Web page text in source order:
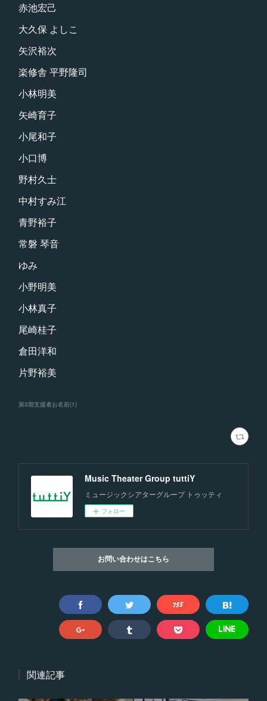
赤池宏己
大久保 よしこ
矢沢裕次
楽修舎 平野隆司
小林明美
矢崎育子
小尾和子
小口博
野村久士
中村すみ江
青野裕子
常磐 琴音
ゆみ
小野明美
小林真子
尾崎桂子
倉田洋和
片野裕美
第3期支援者お名前(1)
Music Theater Group tuttiY
ミュージックシアターグループ トゥッティ
フォロー
お問い合わせはこちら
関連記事